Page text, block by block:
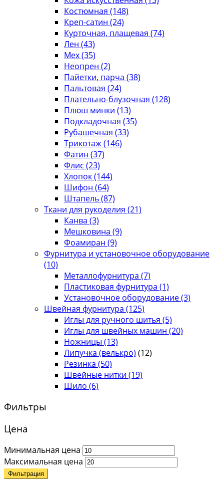
Костюмная (148)
Креп-сатин (24)
Курточная, плащевая (74)
Лен (43)
Мех(35)
Неопрен (2)
Пайетки, парча (38)
Пальтовая (24)
Плательно-блузочная (128)
Плюш минки (13)
Подкладочная (35)
Рубашечная (33)
Трикотаж(146)
Фатин (37)
Флис (23)
Хлопок(144)
Шифон (64)
Штапель(87)
Ткани для рукоделия (21)
Канва (3)
Мешковина (9)
Фоамиран (9)
Фурнитура и установочное оборудование
(10)
Металлофурнитура (7)
Пластиковая фурнитура (1)
Установочное оборудование(3)
Швейная фурнитура (125)
Иглы для ручного шитья (5)
Иглы для швейных машин (20)
Ножницы (13)
Липучка (велькро) (12)
Резинка (50)
Швейные нитки (19)
Шило (6)
Фильтры
Цена
Минимальная цена
Максимальная цена
Фильтрация